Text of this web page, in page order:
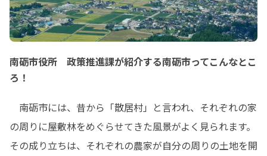
南砺市役所 政策推進課が紹介する南砺市ってこんなとこ
ろ！
南砺市には、昔から「散居村」と言われ、それぞれの家
の周りに屋敷林をめぐらせてきた風景がよく見られます。
その成り立ちは、それぞれの農家が自分の周りの土地を開